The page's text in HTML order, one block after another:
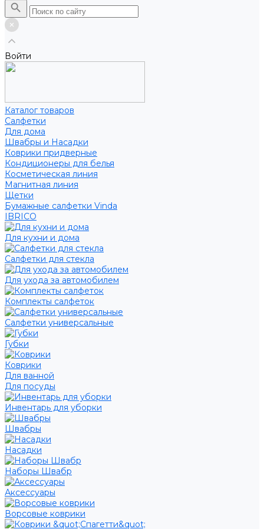
Войти
Каталог товаров
Салфетки
Для дома
Швабры и Насадки
Коврики придверные
Кондиционеры для белья
Косметическая линия
Магнитная линия
Щетки
Бумажные салфетки Vinda
IBRICO
Для кухни и дома
Салфетки для стекла
Для ухода за автомобилем
Комплекты салфеток
Салфетки универсальные
Губки
Коврики
Для ванной
Для посуды
Инвентарь для уборки
Швабры
Насадки
Наборы Швабр
Аксессуары
Ворсовые коврики